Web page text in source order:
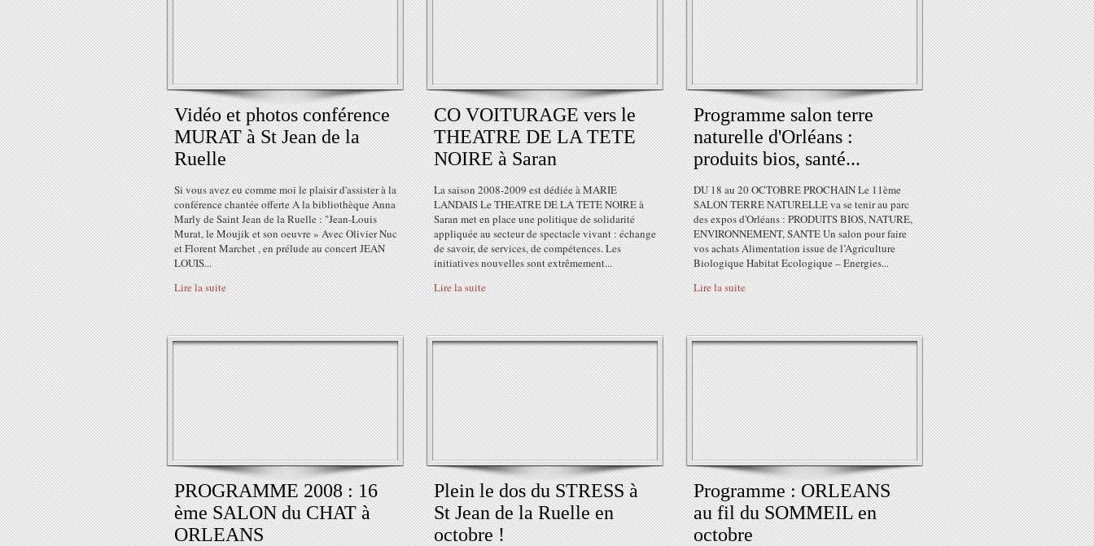
Vidéo et photos conférence
MURAT à St Jean de la
Ruelle
Si vous avez eu comme moi le plaisir d'assister à la
conférence chantée offerte A la bibliothèque Anna
Marly de Saint Jean de la Ruelle : "Jean-Louis
Murat, le Moujik et son oeuvre » Avec Olivier Nuc
et Florent Marchet , en prélude au concert JEAN
LOUIS...
Lire la suite
CO VOITURAGE vers le
THEATRE DE LA TETE
NOIRE à Saran
La saison 2008-2009 est dédiée à MARIE
LANDAIS Le THEATRE DE LA TETE NOIRE à
Saran met en place une politique de solidarité
appliquée au secteur de spectacle vivant : échange
de savoir, de services, de compétences. Les
initiatives nouvelles sont extrêmement...
Lire la suite
Programme salon terre
naturelle d'Orléans :
produits bios, santé...
DU 18 au 20 OCTOBRE PROCHAIN Le 11ème
SALON TERRE NATURELLE va se tenir au parc
des expos d'Orléans : PRODUITS BIOS, NATURE,
ENVIRONNEMENT, SANTE Un salon pour faire
vos achats Alimentation issue de l’Agriculture
Biologique Habitat Ecologique – Energies...
Lire la suite
PROGRAMME 2008 : 16
ème SALON du CHAT à
ORLEANS
Plein le dos du STRESS à
St Jean de la Ruelle en
octobre !
Programme : ORLEANS
au fil du SOMMEIL en
octobre